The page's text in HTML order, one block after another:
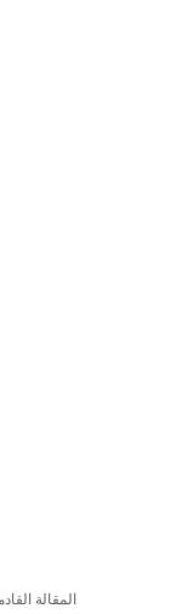
المقالة